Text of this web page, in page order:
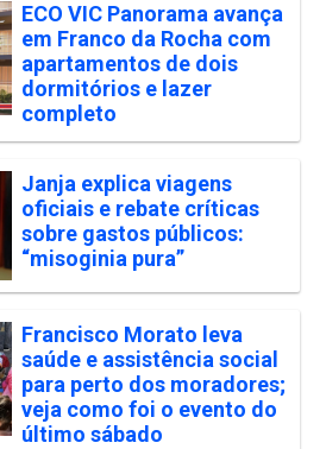
ECO VIC Panorama avança
em Franco da Rocha com
apartamentos de dois
dormitórios e lazer
completo
Janja explica viagens
oficiais e rebate críticas
sobre gastos públicos:
“misoginia pura”
Francisco Morato leva
saúde e assistência social
para perto dos moradores;
veja como foi o evento do
último sábado